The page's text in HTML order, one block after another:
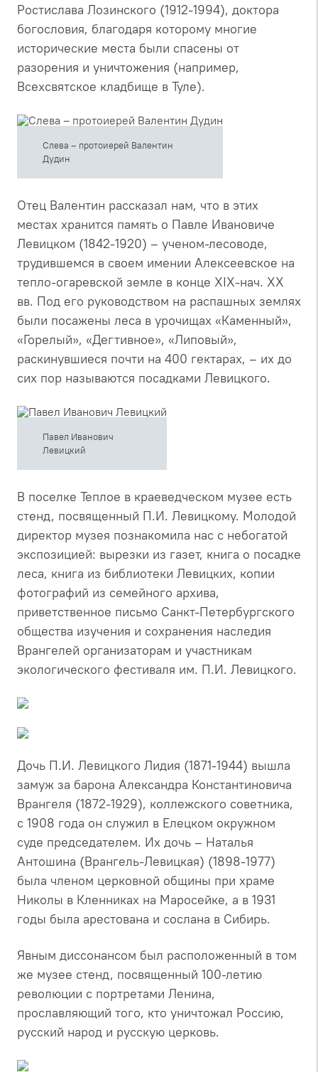
Ростислава Лозинского (1912-1994), доктора
богословия, благодаря которому многие
исторические места были спасены от
разорения и уничтожения (например,
Всехсвятское кладбище в Туле).
Слева – протоиерей Валентин
Дудин
Отец Валентин рассказал нам, что в этих
местах хранится память о Павле Ивановиче
Левицком (1842-1920) – ученом-лесоводе,
трудившемся в своем имении Алексеевское на
тепло-огаревской земле в конце XIX‑нач. XX
вв. Под его руководством на распашных землях
были посажены леса в урочищах «Каменный»,
«Горелый», «Дегтивное», «Липовый»,
раскинувшиеся почти на 400 гектарах, – их до
сих пор называются посадками Левицкого.
Павел Иванович
Левицкий
В поселке Теплое в краеведческом музее есть
стенд, посвященный П.И. Левицкому. Молодой
директор музея познакомила нас с небогатой
экспозицией: вырезки из газет, книга о посадке
леса, книга из библиотеки Левицких, копии
фотографий из семейного архива,
приветственное письмо Санкт-Петербургского
общества изучения и сохранения наследия
Врангелей организаторам и участникам
экологического фестиваля им. П.И. Левицкого.
Дочь П.И. Левицкого Лидия (1871-1944) вышла
замуж за барона Александра Константиновича
Врангеля (1872-1929), коллежского советника,
с 1908 года он служил в Елецком окружном
суде председателем. Их дочь – Наталья
Антошина (Врангель-Левицкая) (1898-1977)
была членом церковной общины при храме
Николы в Кленниках на Маросейке, а в 1931
годы была арестована и сослана в Сибирь.
Явным диссонансом был расположенный в том
же музее стенд, посвященный 100-летию
революции с портретами Ленина,
прославляющий того, кто уничтожал Россию,
русский народ и русскую церковь.